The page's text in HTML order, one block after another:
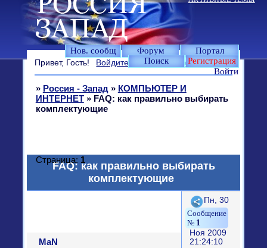
Нов. сообщ Форум
Портал
Поиск
Регистрация
Войти
Привет, Гость! Войдите илизарегистрируйтесь.
» Россия - Запад » КОМПЬЮТЕР И
ИНТЕРНЕТ » FAQ: как правильно выбирать
комплектующие
FAQ: как правильно выбирать
комплектующие
Страница: 1
Поделиться
1
Пн, 30
Ноя 2009
21:24:10
MaN